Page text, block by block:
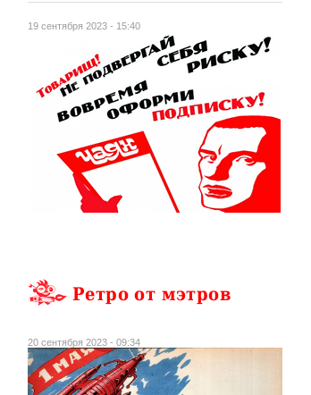
19 сентября 2023 - 15:40
Ретро от мэтров
20 сентября 2023 - 09:34